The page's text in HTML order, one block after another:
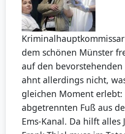
dem schönen Münster
auf den
ahnt allerdings nicht,
gleichen Moment
abgetrennten Fuß aus
Ems-Kanal. Da hilft alles